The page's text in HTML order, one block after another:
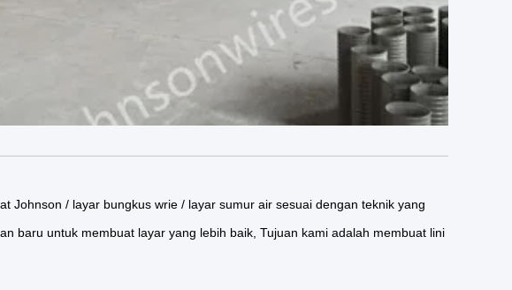
Johnson / layar bungkus wrie / layar sumur air sesuai dengan teknik yang
baru untuk membuat layar yang lebih baik, Tujuan kami adalah membuat lini